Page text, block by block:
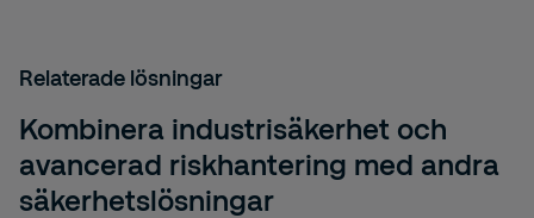
Relaterade lösningar
Kombinera industrisäkerhet och
avancerad riskhantering med andra
säkerhetslösningar